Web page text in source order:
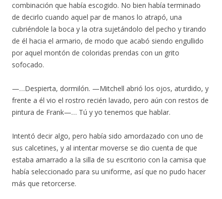
combinación que había escogido. No bien había terminado
de decirlo cuando aquel par de manos lo atrapó, una
cubriéndole la boca y la otra sujetándolo del pecho y tirando
de él hacia el armario, de modo que acabó siendo engullido
por aquel montón de coloridas prendas con un grito
sofocado.
—…Despierta, dormilón. —Mitchell abrió los ojos, aturdido, y
frente a él vio el rostro recién lavado, pero aún con restos de
pintura de Frank—… Tú y yo tenemos que hablar.
Intentó decir algo, pero había sido amordazado con uno de
sus calcetines, y al intentar moverse se dio cuenta de que
estaba amarrado a la silla de su escritorio con la camisa que
había seleccionado para su uniforme, así que no pudo hacer
más que retorcerse.